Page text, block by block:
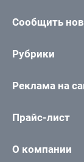
Сообщить
Рубрики
Реклама на
Прайс-лист
О компании